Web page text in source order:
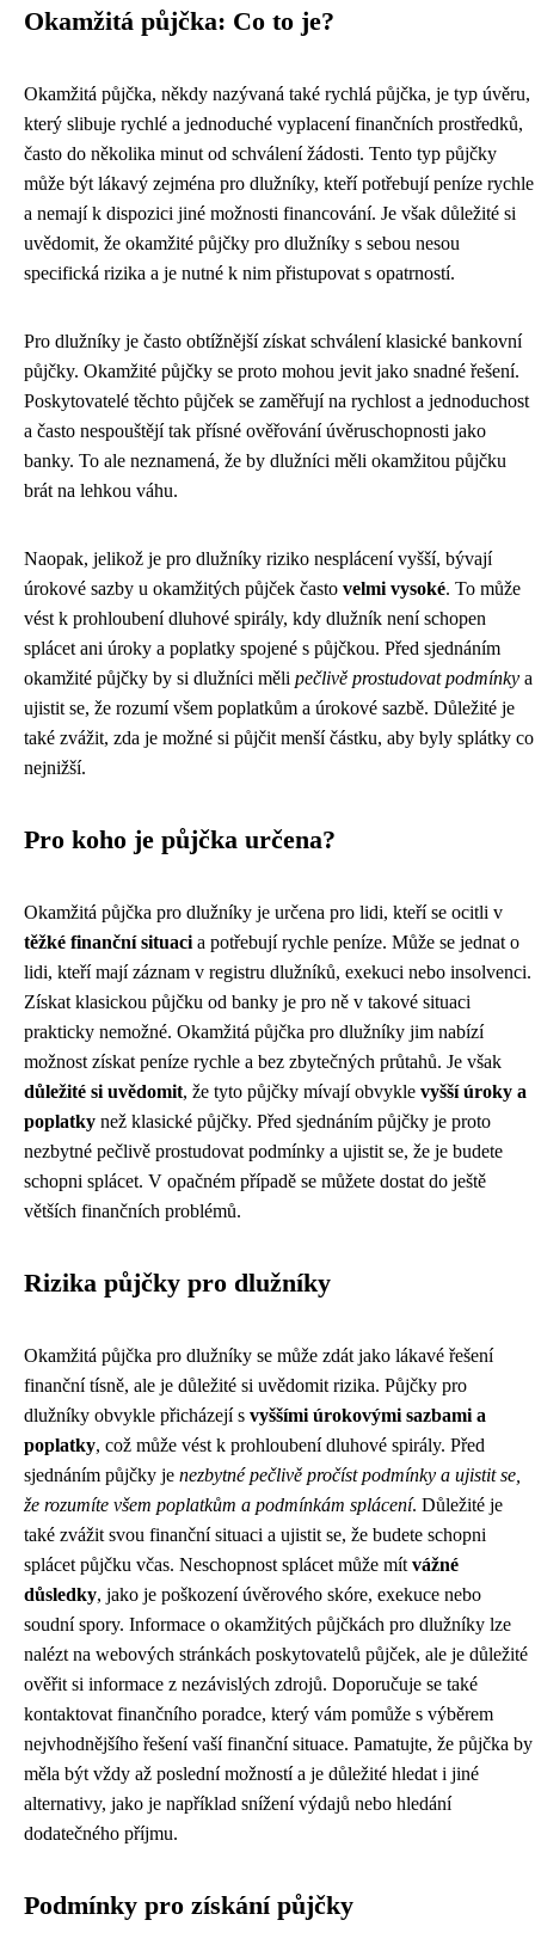
Okamžitá půjčka: Co to je?
Okamžitá půjčka, někdy nazývaná také rychlá půjčka, je typ úvěru,
který slibuje rychlé a jednoduché vyplacení finančních prostředků,
často do několika minut od schválení žádosti. Tento typ půjčky
může být lákavý zejména pro dlužníky, kteří potřebují peníze rychle
a nemají k dispozici jiné možnosti financování. Je však důležité si
uvědomit, že okamžité půjčky pro dlužníky s sebou nesou
specifická rizika a je nutné k nim přistupovat s opatrností.
Pro dlužníky je často obtížnější získat schválení klasické bankovní
půjčky. Okamžité půjčky se proto mohou jevit jako snadné řešení.
Poskytovatelé těchto půjček se zaměřují na rychlost a jednoduchost
a často nespouštějí tak přísné ověřování úvěruschopnosti jako
banky. To ale neznamená, že by dlužníci měli okamžitou půjčku
brát na lehkou váhu.
Naopak, jelikož je pro dlužníky riziko nesplácení vyšší, bývají
úrokové sazby u okamžitých půjček často velmi vysoké. To může
vést k prohloubení dluhové spirály, kdy dlužník není schopen
splácet ani úroky a poplatky spojené s půjčkou. Před sjednáním
okamžité půjčky by si dlužníci měli pečlivě prostudovat podmínky a
ujistit se, že rozumí všem poplatkům a úrokové sazbě. Důležité je
také zvážit, zda je možné si půjčit menší částku, aby byly splátky co
nejnižší.
Pro koho je půjčka určena?
Okamžitá půjčka pro dlužníky je určena pro lidi, kteří se ocitli v
těžké finanční situaci a potřebují rychle peníze. Může se jednat o
lidi, kteří mají záznam v registru dlužníků, exekuci nebo insolvenci.
Získat klasickou půjčku od banky je pro ně v takové situaci
prakticky nemožné. Okamžitá půjčka pro dlužníky jim nabízí
možnost získat peníze rychle a bez zbytečných průtahů. Je však
důležité si uvědomit, že tyto půjčky mívají obvykle vyšší úroky a
poplatky než klasické půjčky. Před sjednáním půjčky je proto
nezbytné pečlivě prostudovat podmínky a ujistit se, že je budete
schopni splácet. V opačném případě se můžete dostat do ještě
větších finančních problémů.
Rizika půjčky pro dlužníky
Okamžitá půjčka pro dlužníky se může zdát jako lákavé řešení
finanční tísně, ale je důležité si uvědomit rizika. Půjčky pro
dlužníky obvykle přicházejí s vyššími úrokovými sazbami a
poplatky, což může vést k prohloubení dluhové spirály. Před
sjednáním půjčky je nezbytné pečlivě pročíst podmínky a ujistit se,
že rozumíte všem poplatkům a podmínkám splácení. Důležité je
také zvážit svou finanční situaci a ujistit se, že budete schopni
splácet půjčku včas. Neschopnost splácet může mít vážné
důsledky, jako je poškození úvěrového skóre, exekuce nebo
soudní spory. Informace o okamžitých půjčkách pro dlužníky lze
nalézt na webových stránkách poskytovatelů půjček, ale je důležité
ověřit si informace z nezávislých zdrojů. Doporučuje se také
kontaktovat finančního poradce, který vám pomůže s výběrem
nejvhodnějšího řešení vaší finanční situace. Pamatujte, že půjčka by
měla být vždy až poslední možností a je důležité hledat i jiné
alternativy, jako je například snížení výdajů nebo hledání
dodatečného příjmu.
Podmínky pro získání půjčky